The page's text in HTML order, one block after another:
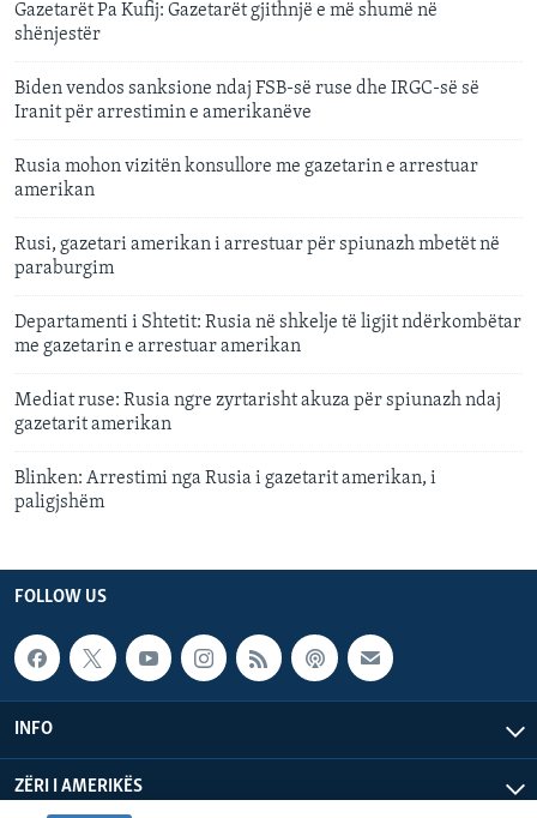
Gazetarët Pa Kufij: Gazetarët gjithnjë e më shumë në
shënjestër
Biden vendos sanksione ndaj FSB-së ruse dhe IRGC-së së
Iranit për arrestimin e amerikanëve
Rusia mohon vizitën konsullore me gazetarin e arrestuar
amerikan
Rusi, gazetari amerikan i arrestuar për spiunazh mbetët në
paraburgim
Departamenti i Shtetit: Rusia në shkelje të ligjit ndërkombëtar
me gazetarin e arrestuar amerikan
Mediat ruse: Rusia ngre zyrtarisht akuza për spiunazh ndaj
gazetarit amerikan
Blinken: Arrestimi nga Rusia i gazetarit amerikan, i
paligjshëm
FOLLOW US
INFO
ZËRI I AMERIKËS